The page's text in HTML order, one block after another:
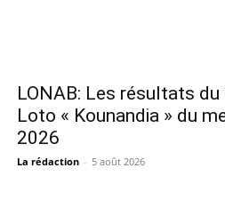
LONAB: Les résultats du
Loto « Kounandia » du
2026
La rédaction - 5 août 2026